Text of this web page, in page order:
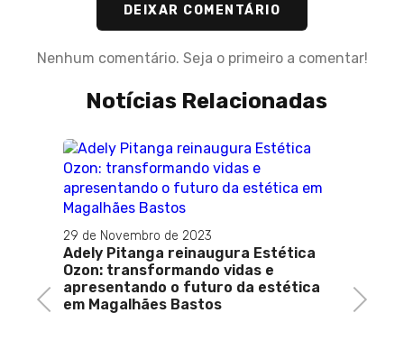
DEIXAR COMENTÁRIO
Nenhum comentário. Seja o primeiro a comentar!
Notícias Relacionadas
Previous
29 de Novembro de 2023
Adely Pitanga reinaugura Estética
Ozon: transformando vidas e
apresentando o futuro da estética
em Magalhães Bastos
Next